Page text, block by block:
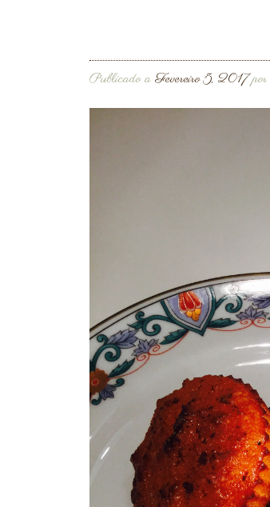
Publicado a Fevereiro 5, 2017por